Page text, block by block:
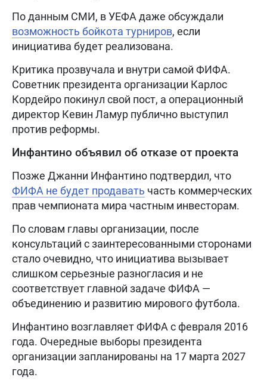
По данным СМИ, в УЕФА даже обсуждали
возможность бойкота турниров, если
инициатива будет реализована.
Критика прозвучала и внутри самой ФИФА.
Советник президента организации Карлос
Кордейро покинул свой пост, а операционный
директор Кевин Ламур публично выступил
против реформы.
Инфантино объявил об отказе от проекта
Позже Джанни Инфантино подтвердил, что
ФИФА не будет продавать часть коммерческих
прав чемпионата мира частным инвесторам.
По словам главы организации, после
консультаций с заинтересованными сторонами
стало очевидно, что инициатива вызывает
слишком серьезные разногласия и не
соответствует главной задаче ФИФА —
объединению и развитию мирового футбола.
Инфантино возглавляет ФИФА с февраля 2016
года. Очередные выборы президента
организации запланированы на 17 марта 2027
года.